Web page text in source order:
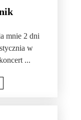
mnie 2 dni
w
...